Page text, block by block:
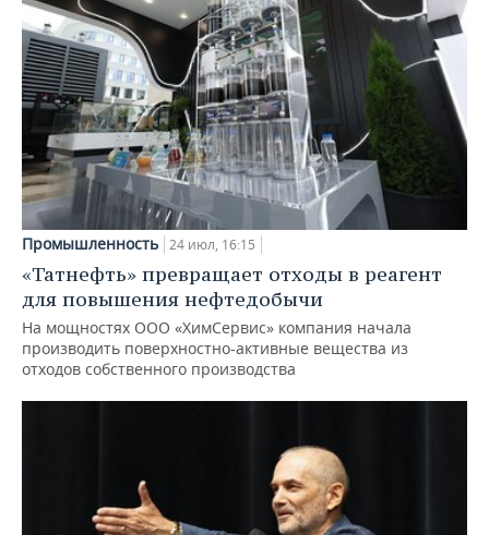
Промышленность 24 июл, 16:15
«Татнефть» превращает отходы в реагент
для повышения нефтедобычи
На мощностях ООО «ХимСервис» компания начала
производить поверхностно-активные вещества из
отходов собственного производства